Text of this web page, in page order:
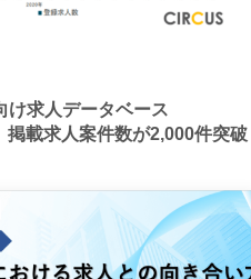
け求人データベース
掲載求人案件数が2,000件突破